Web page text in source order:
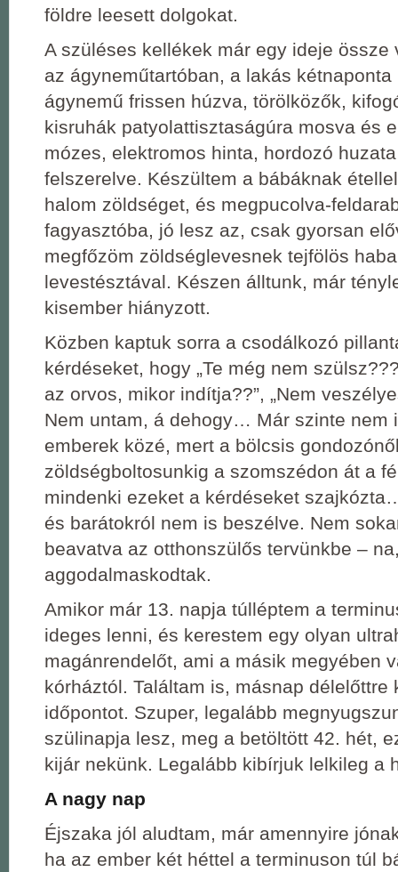
földre leesett dolgokat.
A szüléses kellékek már egy ideje össze
az ágyneműtartóban, a lakás
ágynemű frissen húzva, törölközők,
kisruhák patyolattisztaságúra mosva és
mózes, elektromos hinta, hordozó
felszerelve. Készültem a bábáknak
halom zöldséget, és megpucolva-
fagyasztóba, jó lesz az, csak gyorsan
megfőzöm zöldséglevesnek tejfölös
levestésztával. Készen álltunk, már
kisember hiányzott.
Közben kaptuk sorra a csodálkozó
kérdéseket, hogy „Te még nem
az orvos, mikor indítja??”, „Nem
Nem untam, á dehogy… Már szinte nem
emberek közé, mert a bölcsis
zöldségboltosunkig a szomszédon át a
mindenki ezeket a kérdéseket
és barátokról nem is beszélve. Nem
beavatva az otthonszülős tervünkbe –
aggodalmaskodtak.
Amikor már 13. napja túlléptem a
ideges lenni, és kerestem egy olyan
magánrendelőt, ami a másik megyében
kórháztól. Találtam is, másnap délelőttre
időpontot. Szuper, legalább
szülinapja lesz, meg a betöltött 42. hét,
kijár nekünk. Legalább kibírjuk lelkileg a
A nagy nap
Éjszaka jól aludtam, már amennyire
ha az ember két héttel a terminuson túl